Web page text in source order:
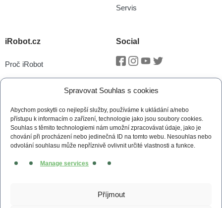
Spravovat Souhlas s cookies
Abychom poskytli co nejlepší služby, používáme k ukládání a/nebo
přístupu k informacím o zařízení, technologie jako jsou soubory cookies.
Souhlas s těmito technologiemi nám umožní zpracovávat údaje, jako je
chování při procházení nebo jedinečná ID na tomto webu. Nesouhlas nebo
odvolání souhlasu může nepříznivě ovlivnit určité vlastnosti a funkce.
Manage services
Příjmout
Servis
iRobot.cz
Proč iRobot
iRobot OS
Technologie vSLAM®
Novinky
Tiskové zprávy
Kontakt
Social
Facebook
Instagram
Youtube